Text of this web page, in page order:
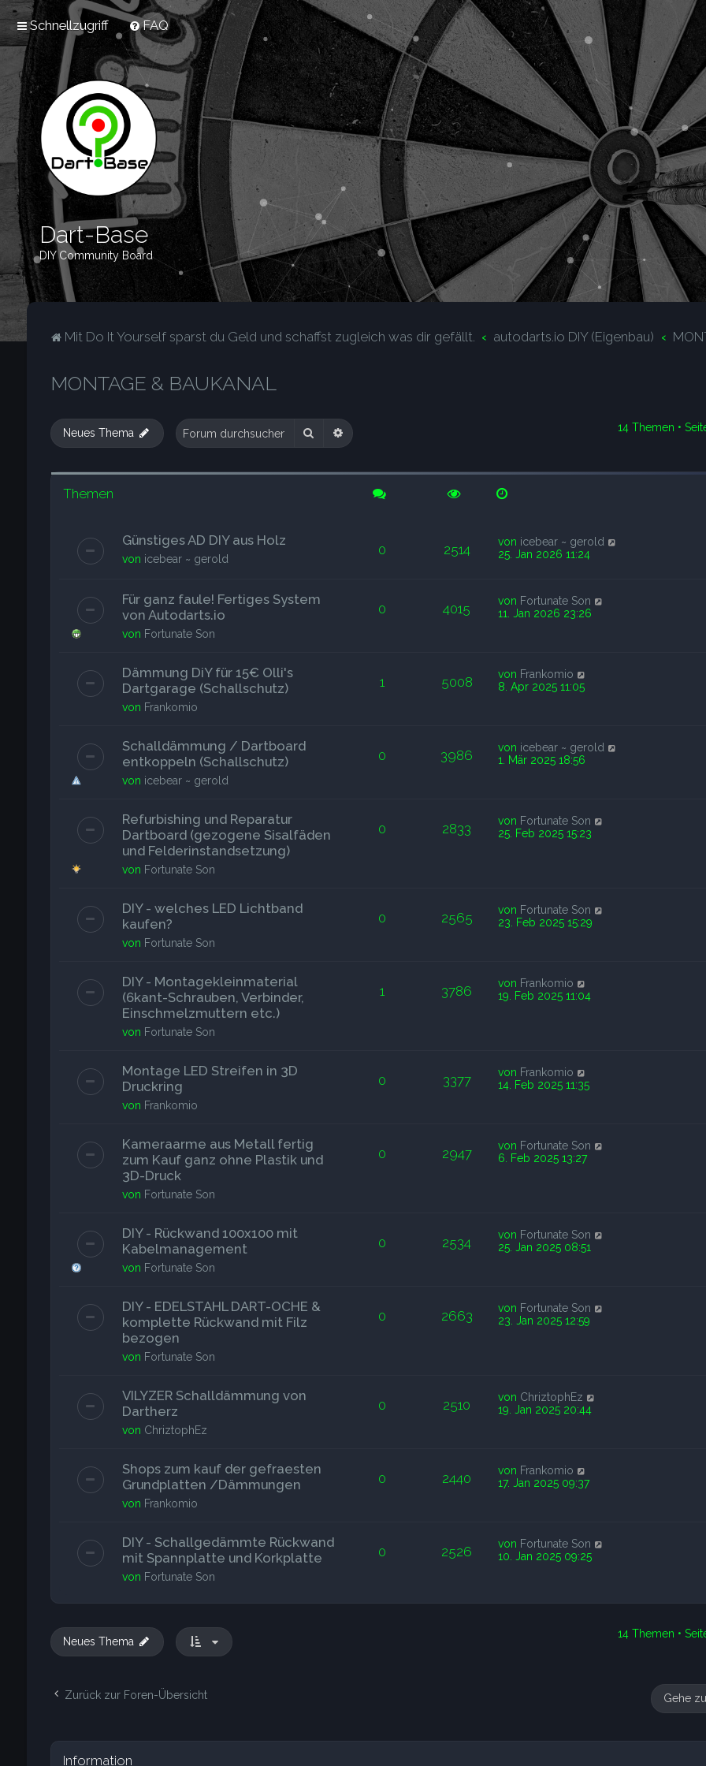
Schnellzugriff FAQ
Dart-Base
DIY Community Board
Mit Do It Yourself sparst du Geld und schaffst zugleich was dir gefällt. autodarts.io DIY (Eigenbau)
MONTAGE & BAUKANAL
Neues Thema Suche Erweiterte Suche 14 Themen •
Themen
Günstiges AD DIY aus Holz
von icebear ~ gerold
0 2514 von icebear ~ gerold
25. Jan 2026 11:24
Für ganz faule! Fertiges System
von Autodarts.io
von Fortunate Son
0 4015 von Fortunate Son
11. Jan 2026 23:26
Dämmung DiY für 15€ Olli's
Dartgarage (Schallschutz)
von Frankomio
1 5008 von Frankomio
8. Apr 2025 11:05
Schalldämmung / Dartboard
entkoppeln (Schallschutz)
von icebear ~ gerold
0 3986 von icebear ~ gerold
1. Mär 2025 18:56
Refurbishing und Reparatur
Dartboard (gezogene Sisalfäden
und Felderinstandsetzung)
von Fortunate Son
0 2833 von Fortunate Son
25. Feb 2025 15:23
DIY - welches LED Lichtband
kaufen?
von Fortunate Son
0 2565 von Fortunate Son
23. Feb 2025 15:29
DIY - Montagekleinmaterial
(6kant-Schrauben, Verbinder,
Einschmelzmuttern etc.)
von Fortunate Son
1 3786 von Frankomio
19. Feb 2025 11:04
Montage LED Streifen in 3D
Druckring
von Frankomio
0 3377 von Frankomio
14. Feb 2025 11:35
Kameraarme aus Metall fertig
zum Kauf ganz ohne Plastik und
3D-Druck
von Fortunate Son
0 2947 von Fortunate Son
6. Feb 2025 13:27
DIY - Rückwand 100x100 mit
Kabelmanagement
von Fortunate Son
0 2534 von Fortunate Son
25. Jan 2025 08:51
DIY - EDELSTAHL DART-OCHE &
komplette Rückwand mit Filz
bezogen
von Fortunate Son
0 2663 von Fortunate Son
23. Jan 2025 12:59
VILYZER Schalldämmung von
Dartherz
von ChriztophEz
0 2510 von ChriztophEz
19. Jan 2025 20:44
Shops zum kauf der gefraesten
Grundplatten /Dämmungen
von Frankomio
0 2440 von Frankomio
17. Jan 2025 09:37
DIY - Schallgedämmte Rückwand
mit Spannplatte und Korkplatte
von Fortunate Son
0 2526 von Fortunate Son
10. Jan 2025 09:25
Neues Thema
14 Themen •
Zurück zur Foren-Übersicht Gehe zu
Information